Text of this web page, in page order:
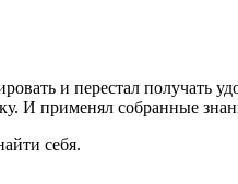
и перестал получать
И применял собранные
себя.